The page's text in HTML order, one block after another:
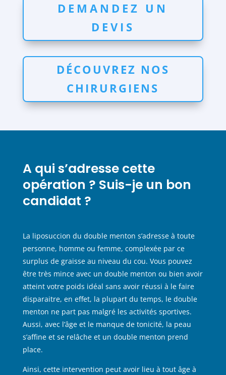
DEMANDEZ UN
DEVIS
DÉCOUVREZ NOS
CHIRURGIENS
A qui s’adresse cette
opération ? Suis-je un bon
candidat ?
La liposuccion du double menton s’adresse à toute
personne, homme ou femme, complexée par ce
surplus de graisse au niveau du cou. Vous pouvez
être très mince avec un double menton ou bien avoir
atteint votre poids idéal sans avoir réussi à le faire
disparaitre, en effet, la plupart du temps, le double
menton ne part pas malgré les activités sportives.
Aussi, avec l’âge et le manque de tonicité, la peau
s’affine et se relâche et un double menton prend
place.
Ainsi, cette intervention peut avoir lieu à tout âge à